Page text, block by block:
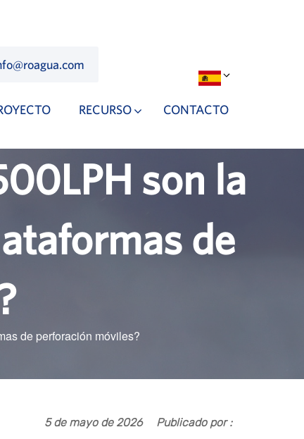
RECURSO CONTACTO
son la
de
de perforación móviles?
5 de mayo de 2026
Publicado por :